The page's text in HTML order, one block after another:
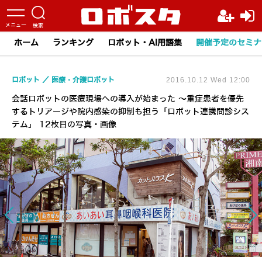
ホーム ランキング ロボット・AI用語集 開催予定のセミ
会話ロボットの医療現場への導入が始まった ～重症患者を優先
するトリアージや院内感染の抑制も担う「ロボット連携問診シス
テム」 12枚目の写真・画像
ロボット 医療・介護ロボット 2016.10.12 Wed 12:00